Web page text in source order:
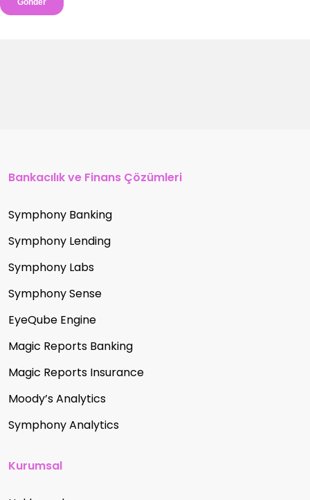
Bankacılık ve Finans Çözümleri
Symphony Banking
Symphony Lending
Symphony Labs
Symphony Sense
EyeQube Engine
Magic Reports Banking
Magic Reports Insurance
Moody’s Analytics
Symphony Analytics
Kurumsal